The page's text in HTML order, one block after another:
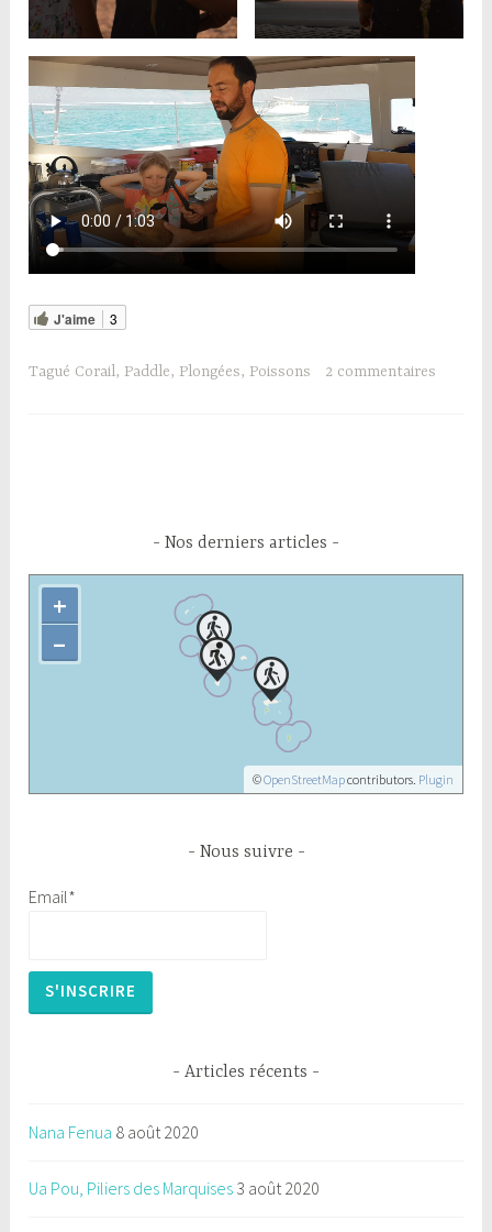
J'aime 3
Tagué Corail, Paddle, Plongées, Poissons 2 commentaires
Nos derniers articles
+
–
©OpenStreetMapcontributors. Plugin
Nous suivre
Email*
Articles récents
Nana Fenua 8 août 2020
Ua Pou, Piliers des Marquises 3 août 2020